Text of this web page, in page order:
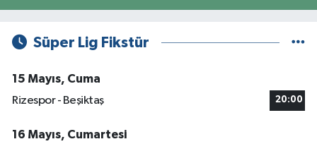
Süper Lig Fikstür
15 Mayıs, Cuma
Rizespor - Beşiktaş
20:00
16 Mayıs, Cumartesi